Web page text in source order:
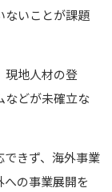
ないことが課題
現地人材の登
などが未確立な
きず、海外事業
への事業展開を